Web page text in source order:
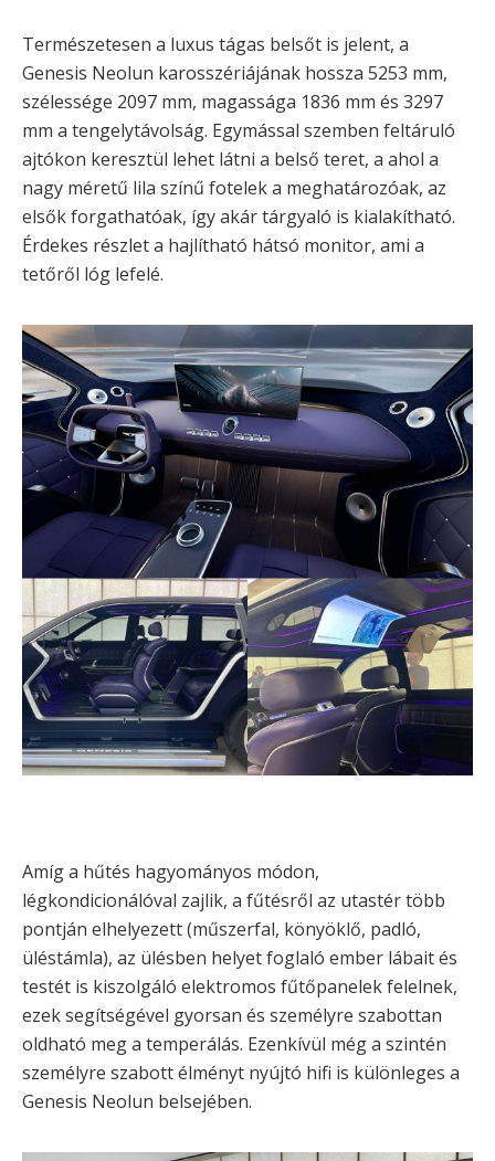
Természetesen a luxus tágas belsőt is jelent, a
Genesis Neolun karosszériájának hossza 5253 mm,
szélessége 2097 mm, magassága 1836 mm és 3297
mm a tengelytávolság. Egymással szemben feltáruló
ajtókon keresztül lehet látni a belső teret, a ahol a
nagy méretű lila színű fotelek a meghatározóak, az
elsők forgathatóak, így akár tárgyaló is kialakítható.
Érdekes részlet a hajlítható hátsó monitor, ami a
tetőről lóg lefelé.
Amíg a hűtés hagyományos módon,
légkondicionálóval zajlik, a fűtésről az utastér több
pontján elhelyezett (műszerfal, könyöklő, padló,
üléstámla), az ülésben helyet foglaló ember lábait és
testét is kiszolgáló elektromos fűtőpanelek felelnek,
ezek segítségével gyorsan és személyre szabottan
oldható meg a temperálás. Ezenkívül még a szintén
személyre szabott élményt nyújtó hifi is különleges a
Genesis Neolun belsejében.